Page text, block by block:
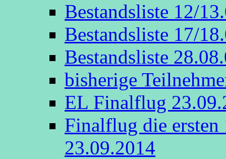
Bestandsliste 12/
Bestandsliste 17/
Bestandsliste
bisherige
EL Finalflug
Finalflug die ersten
23.09.2014